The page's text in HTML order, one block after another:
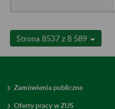
Strona 8537 z 8 589
Zamówienia publiczne
Oferty pracy w ZUS